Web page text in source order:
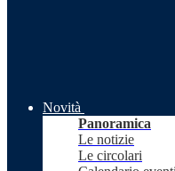
Novità
Panoramica
Le notizie
Le circolari